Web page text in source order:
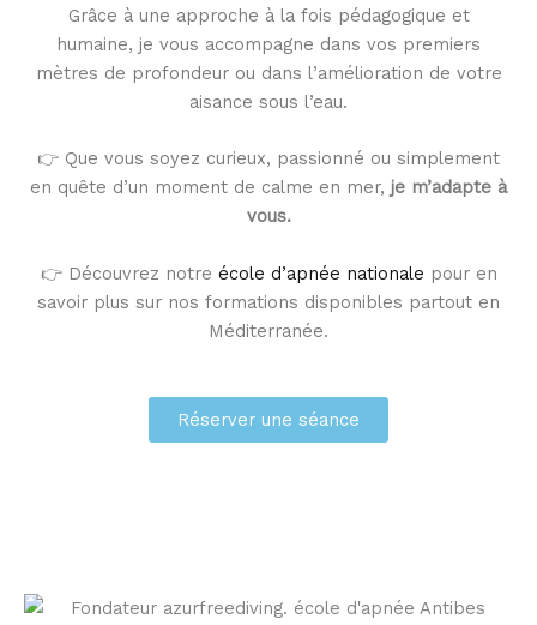
Grâce à une approche à la fois pédagogique et
humaine, je vous accompagne dans vos premiers
mètres de profondeur ou dans l’amélioration de votre
aisance sous l’eau.
👉 Que vous soyez curieux, passionné ou simplement
en quête d’un moment de calme en mer, je m’adapte à
vous.
👉 Découvrez notre école d’apnée nationale pour en
savoir plus sur nos formations disponibles partout en
Méditerranée.
Réserver une séance